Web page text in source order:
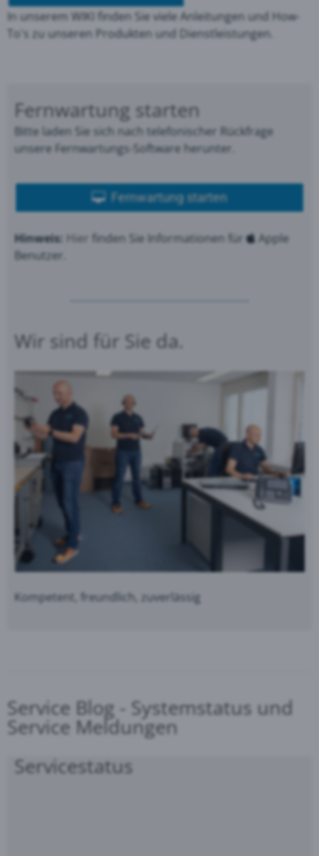
In unserem WIKI finden Sie viele Anleitungen und How-
To's zu unseren Produkten und Dienstleistungen.
Fernwartung starten
Bitte laden Sie sich nach telefonischer Rückfrage
unsere Fernwartungs-Software herunter.
Fernwartung starten
Hinweis: Hier finden Sie Informationen für
Apple
Benutzer.
Wir sind für Sie da.
Kompetent, freundlich, zuverlässig
Service Blog - Systemstatus und
Service Meldungen
Servicestatus